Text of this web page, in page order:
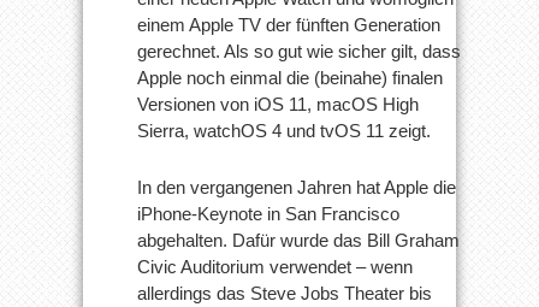
einem Apple TV der fünften Generation
gerechnet. Als so gut wie sicher gilt, dass
Apple noch einmal die (beinahe) finalen
Versionen von iOS 11, macOS High
Sierra, watchOS 4 und tvOS 11 zeigt.
In den vergangenen Jahren hat Apple die
iPhone-Keynote in San Francisco
abgehalten. Dafür wurde das Bill Graham
Civic Auditorium verwendet – wenn
allerdings das Steve Jobs Theater bis